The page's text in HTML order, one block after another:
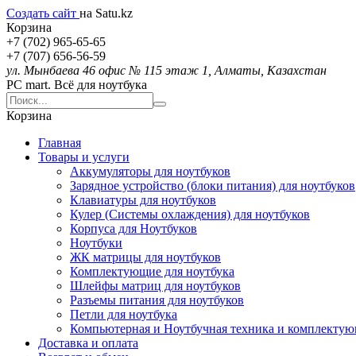
Создать сайт на Satu.kz
Корзина
+7 (702) 965-65-65
+7 (707) 656-56-59
ул. Мынбаева 46 офис № 115 этаж 1, Алматы, Казахстан
PC mart. Всё для ноутбука
Корзина
Главная
Товары и услуги
Аккумуляторы для ноутбуков
Зарядное устройство (блоки питания) для ноутбуков
Клавиатуры для ноутбуков
Кулер (Системы охлаждения) для ноутбуков
Корпуса для Ноутбуков
Ноутбуки
ЖК матрицы для ноутбуков
Комплектующие для ноутбука
Шлейфы матриц для ноутбуков
Разъемы питания для ноутбуков
Петли для ноутбука
Компьютерная и Ноутбучная техника и
Доставка и оплата